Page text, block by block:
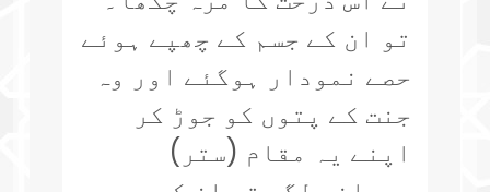
تو ان کے جسم کے چھپے ہوئے
حصے نمودار ہوگئے اور وہ
جنت کے پتوں کو جوڑ کر
اپنے یہ مقام (ستر)